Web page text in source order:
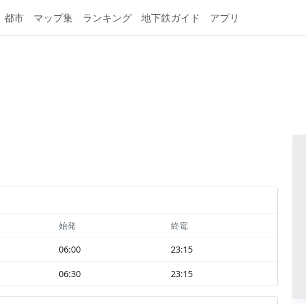
都市 マップ集 ランキング 地下鉄ガイド アプリ
始発 終電
06:00 23:15
06:30 23:15